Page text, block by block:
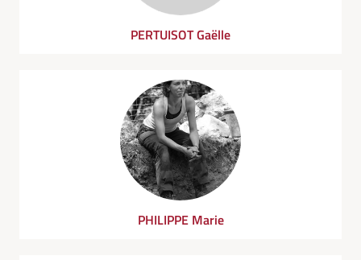
PERTUISOT Gaëlle
PHILIPPE Marie